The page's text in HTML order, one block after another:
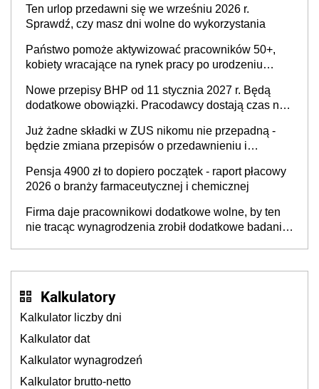
Ten urlop przedawni się we wrześniu 2026 r.
Sprawdź, czy masz dni wolne do wykorzystania
Państwo pomoże aktywizować pracowników 50+,
kobiety wracające na rynek pracy po urodzeniu
neuroatypowe. Powstanie Fundusz na rzecz
Inkluzywności w Zatrudnianiu?
Nowe przepisy BHP od 11 stycznia 2027 r. Będą
dodatkowe obowiązki. Pracodawcy dostają czas na
Już żadne składki w ZUS nikomu nie przepadną -
będzie zmiana przepisów o przedawnieniu i
Pensja 4900 zł to dopiero początek - raport płacowy
2026 o branży farmaceutycznej i chemicznej
Firma daje pracownikowi dodatkowe wolne, by ten
nie tracąc wynagrodzenia zrobił dodatkowe badania.
Kalkulatory
Kalkulator liczby dni
Kalkulator dat
Kalkulator wynagrodzeń
Kalkulator brutto-netto